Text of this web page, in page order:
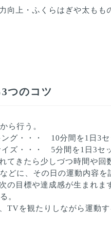
向上・ふくらはぎや太もも
つのコツ
ら行う。
グ・・・ 10分間を1日3セ
ズ・・・ 5分間を1日3
てきたら少しづつ時間や回
どに、その日の運動内容を
の目標や達成感が生まれま
。
TVを観たりしながら運動